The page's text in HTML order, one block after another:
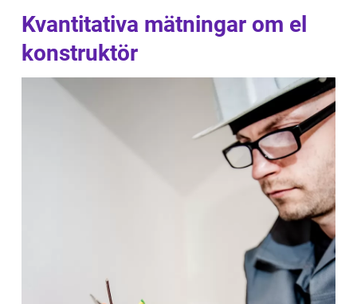
Kvantitativa mätningar om el
konstruktör